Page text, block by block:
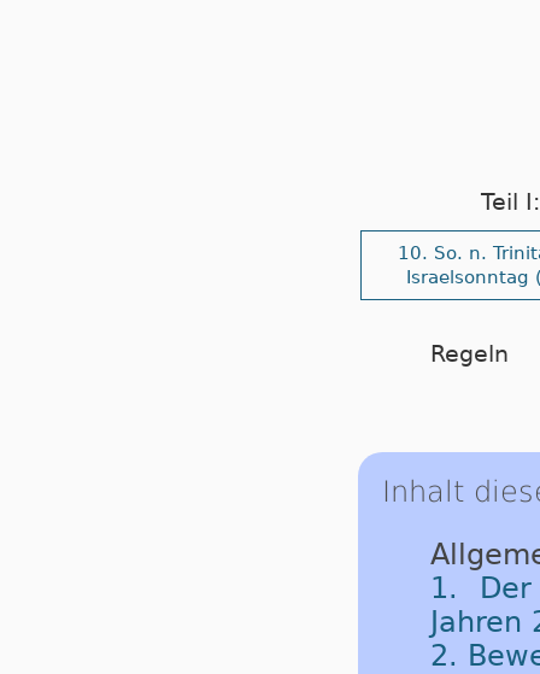
Teil
10. So. n.
Israelsonntag
Regeln
Inhalt
1.
2.